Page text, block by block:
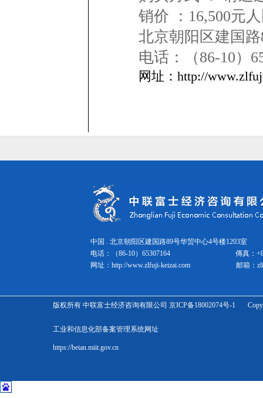
销价 ：16,500元
北京朝阳区建国
电话：（86-
网址：http://
中国 . 北京朝阳区建国路89号华贸中心4号楼1203室
电话：（86-10）65307164
傳真：
网址： http://www.zlfuji-keizai.com 邮箱：
版权所有 中联富士经济咨询有限公司 京ICP备18002074号-1
工业和信息化部备案管理系统网址
https://beian.miit.gov.cn